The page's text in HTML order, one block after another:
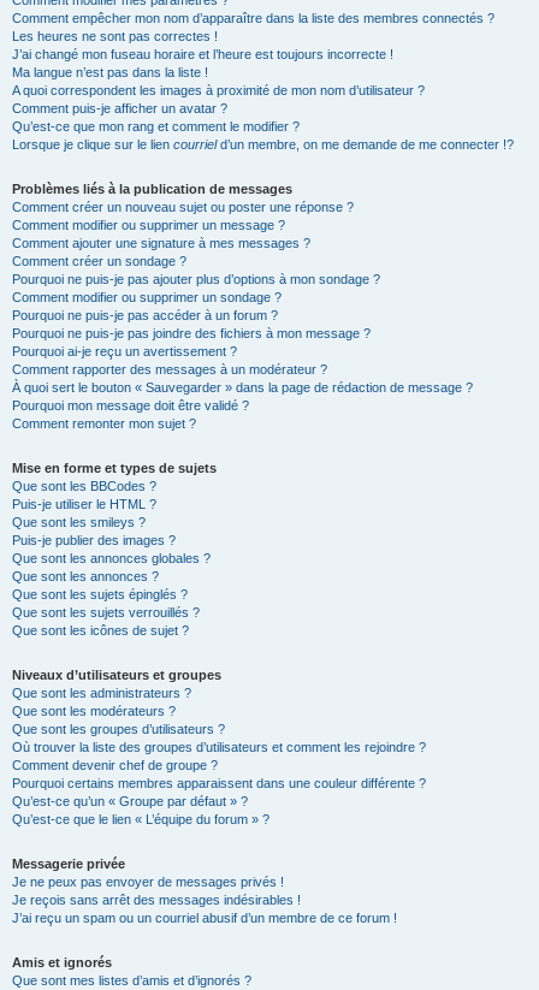
Comment empêcher mon nom d’apparaître dans la liste des membres connectés ?
Les heures ne sont pas correctes !
J’ai changé mon fuseau horaire et l’heure est toujours incorrecte !
Ma langue n’est pas dans la liste !
A quoi correspondent les images à proximité de mon nom d’utilisateur ?
Comment puis-je afficher un avatar ?
Qu’est-ce que mon rang et comment le modifier ?
Lorsque je clique sur le lien courrield’un membre, on me demande de me connecter !?
Problèmes liés à la publication de messages
Comment créer un nouveau sujet ou poster une réponse ?
Comment modifier ou supprimer un message ?
Comment ajouter une signature à mes messages ?
Comment créer un sondage ?
Pourquoi ne puis-je pas ajouter plus d’options à mon sondage ?
Comment modifier ou supprimer un sondage ?
Pourquoi ne puis-je pas accéder à un forum ?
Pourquoi ne puis-je pas joindre des fichiers à mon message ?
Pourquoi ai-je reçu un avertissement ?
Comment rapporter des messages à un modérateur ?
À quoi sert le bouton « Sauvegarder » dans la page de rédaction de message ?
Pourquoi mon message doit être validé ?
Comment remonter mon sujet ?
Mise en forme et types de sujets
Que sont les BBCodes ?
Puis-je utiliser le HTML ?
Que sont les smileys ?
Puis-je publier des images ?
Que sont les annonces globales ?
Que sont les annonces ?
Que sont les sujets épinglés ?
Que sont les sujets verrouillés ?
Que sont les icônes de sujet ?
Niveaux d’utilisateurs et groupes
Que sont les administrateurs ?
Que sont les modérateurs ?
Que sont les groupes d’utilisateurs ?
Où trouver la liste des groupes d’utilisateurs et comment les rejoindre ?
Comment devenir chef de groupe ?
Pourquoi certains membres apparaissent dans une couleur différente ?
Qu’est-ce qu’un « Groupe par défaut » ?
Qu’est-ce que le lien « L’équipe du forum » ?
Messagerie privée
Je ne peux pas envoyer de messages privés !
Je reçois sans arrêt des messages indésirables !
J’ai reçu un spam ou un courriel abusif d’un membre de ce forum !
Amis et ignorés
Que sont mes listes d’amis et d’ignorés ?